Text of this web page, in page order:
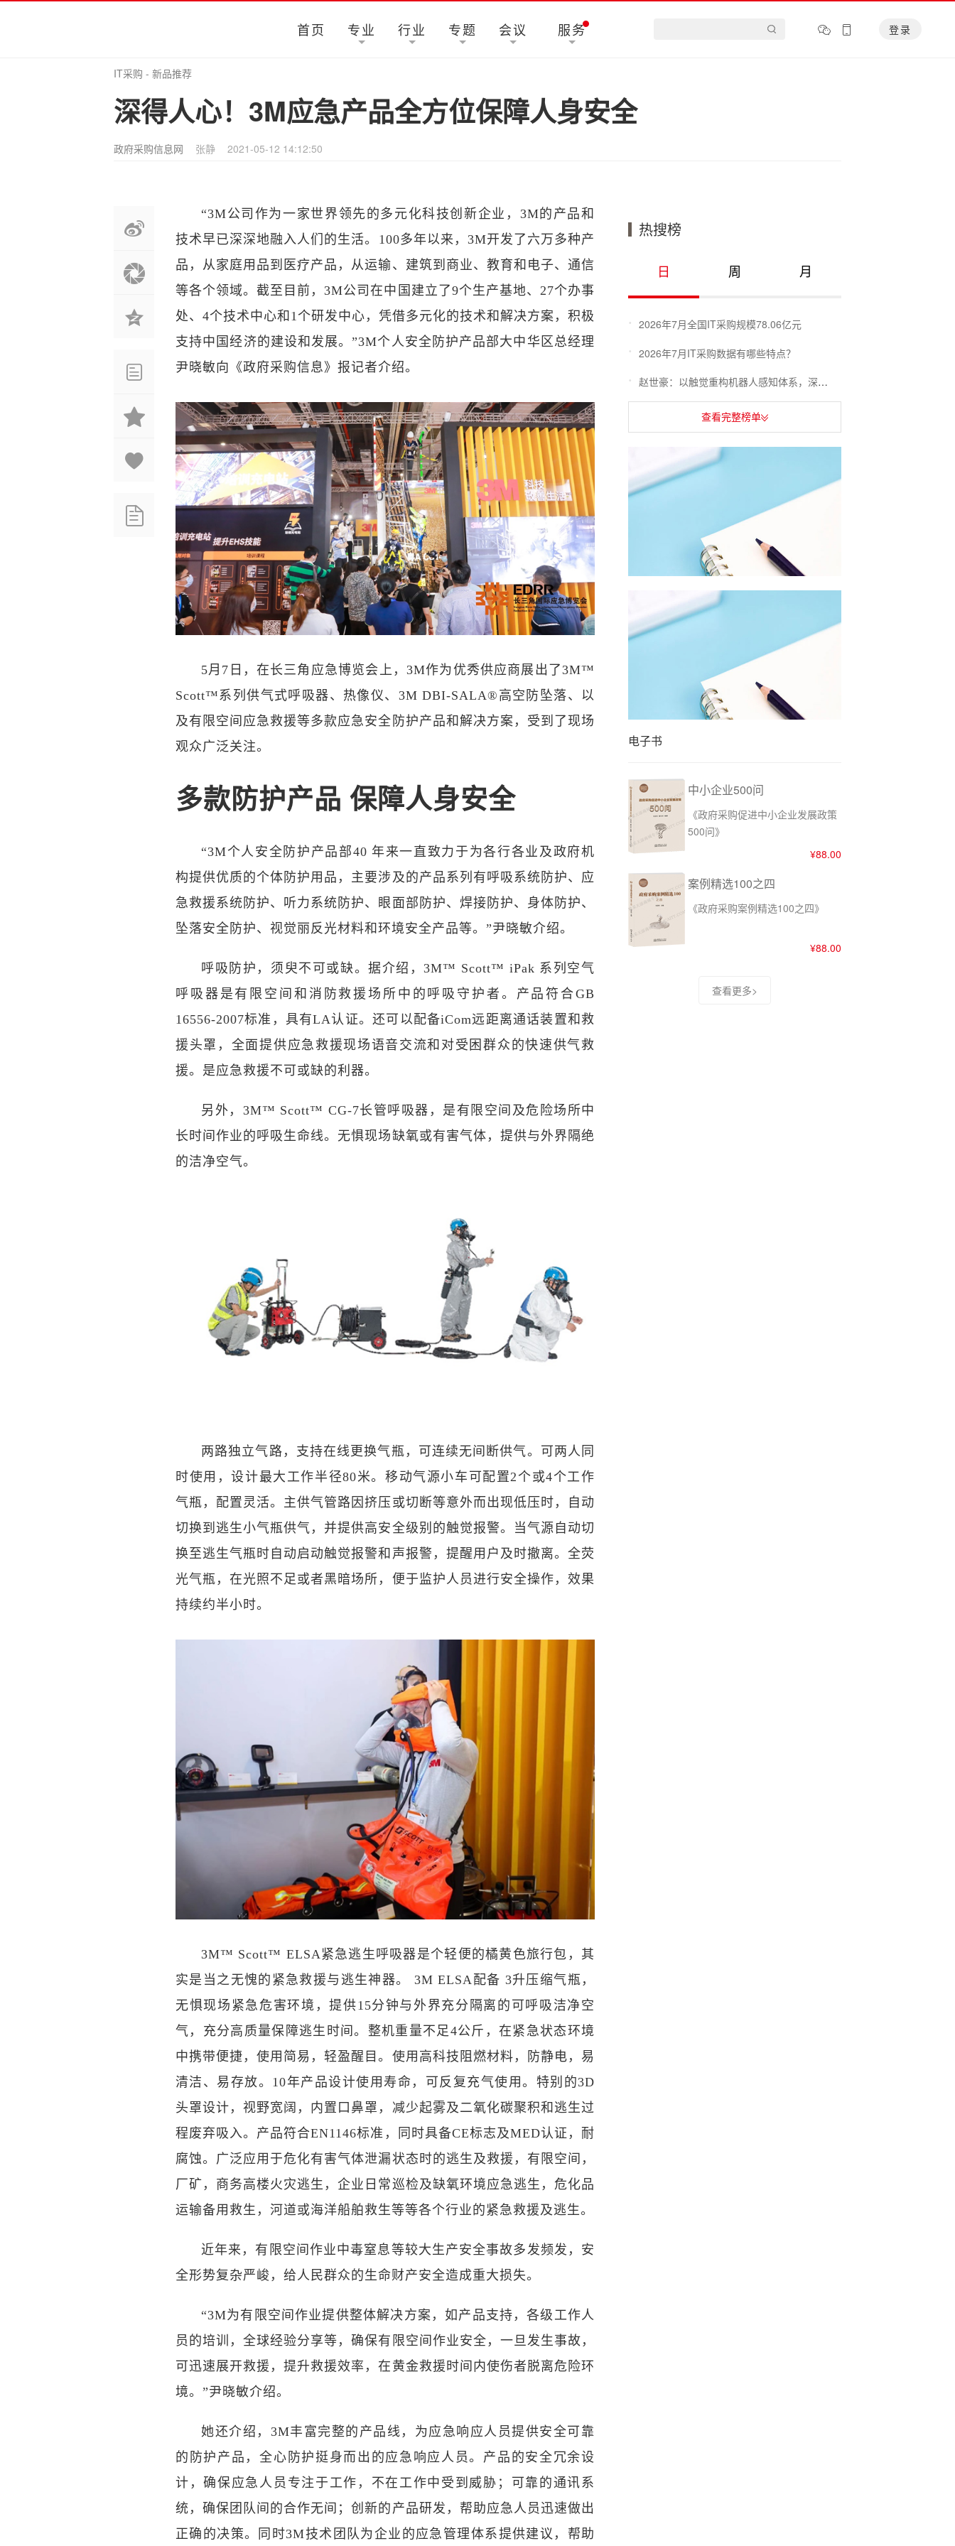
首页 专业 行业 专题 会议 服务 登录
IT采购 - 新品推荐
深得人心！3M应急产品全方位保障人身安全
政府采购信息网 张静 2021-05-12 14:12:50
“3M公司作为一家世界领先的多元化科技创新企业，3M的产品和
技术早已深深地融入人们的生活。100多年以来，3M开发了六万多种产
品，从家庭用品到医疗产品，从运输、建筑到商业、教育和电子、通信
等各个领域。截至目前，3M公司在中国建立了9个生产基地、27个办事
处、4个技术中心和1个研发中心，凭借多元化的技术和解决方案，积极
支持中国经济的建设和发展。”3M个人安全防护产品部大中华区总经理
尹晓敏向《政府采购信息》报记者介绍。
5月7日，在长三角应急博览会上，3M作为优秀供应商展出了3M™
Scott™系列供气式呼吸器、热像仪、3M DBI-SALA®高空防坠落、以
及有限空间应急救援等多款应急安全防护产品和解决方案，受到了现场
观众广泛关注。
多款防护产品 保障人身安全
“3M个人安全防护产品部40 年来一直致力于为各行各业及政府机
构提供优质的个体防护用品，主要涉及的产品系列有呼吸系统防护、应
急救援系统防护、听力系统防护、眼面部防护、焊接防护、身体防护、
坠落安全防护、视觉丽反光材料和环境安全产品等。”尹晓敏介绍。
呼吸防护，须臾不可或缺。据介绍，3M™ Scott™ iPak 系列空气
呼吸器是有限空间和消防救援场所中的呼吸守护者。产品符合GB
16556-2007标准，具有LA认证。还可以配备iCom远距离通话装置和救
援头罩，全面提供应急救援现场语音交流和对受困群众的快速供气救
援。是应急救援不可或缺的利器。
另外，3M™ Scott™ CG-7长管呼吸器，是有限空间及危险场所中
长时间作业的呼吸生命线。无惧现场缺氧或有害气体，提供与外界隔绝
的洁净空气。
两路独立气路，支持在线更换气瓶，可连续无间断供气。可两人同
时使用，设计最大工作半径80米。移动气源小车可配置2个或4个工作
气瓶，配置灵活。主供气管路因挤压或切断等意外而出现低压时，自动
切换到逃生小气瓶供气，并提供高安全级别的触觉报警。当气源自动切
换至逃生气瓶时自动启动触觉报警和声报警，提醒用户及时撤离。全荧
光气瓶，在光照不足或者黑暗场所，便于监护人员进行安全操作，效果
持续约半小时。
3M™ Scott™ ELSA紧急逃生呼吸器是个轻便的橘黄色旅行包，其
实是当之无愧的紧急救援与逃生神器。 3M ELSA配备 3升压缩气瓶，
无惧现场紧急危害环境，提供15分钟与外界充分隔离的可呼吸洁净空
气，充分高质量保障逃生时间。整机重量不足4公斤，在紧急状态环境
中携带便捷，使用简易，轻盈醒目。使用高科技阻燃材料，防静电，易
清洁、易存放。10年产品设计使用寿命，可反复充气使用。特别的3D
头罩设计，视野宽阔，内置口鼻罩，减少起雾及二氧化碳聚积和逃生过
程废弃吸入。产品符合EN1146标准，同时具备CE标志及MED认证，耐
腐蚀。广泛应用于危化有害气体泄漏状态时的逃生及救援，有限空间，
厂矿，商务高楼火灾逃生，企业日常巡检及缺氧环境应急逃生，危化品
运输备用救生，河道或海洋船舶救生等等各个行业的紧急救援及逃生。
近年来，有限空间作业中毒窒息等较大生产安全事故多发频发，安
全形势复杂严峻，给人民群众的生命财产安全造成重大损失。
“3M为有限空间作业提供整体解决方案，如产品支持，各级工作人
员的培训，全球经验分享等，确保有限空间作业安全，一旦发生事故，
可迅速展开救援，提升救援效率，在黄金救援时间内使伤者脱离危险环
境。”尹晓敏介绍。
她还介绍，3M丰富完整的产品线，为应急响应人员提供安全可靠
的防护产品，全心防护挺身而出的应急响应人员。产品的安全冗余设
计，确保应急人员专注于工作，不在工作中受到威胁；可靠的通讯系
统，确保团队间的合作无间；创新的产品研发，帮助应急人员迅速做出
正确的决策。同时3M技术团队为企业的应急管理体系提供建议，帮助
热搜榜
日 周 月
2026年7月全国IT采购规模78.06亿元
2026年7月IT采购数据有哪些特点？
赵世豪：以触觉重构机器人感知体系，深耕多场景落地赋能产业升级
查看完整榜单
5月物业采购数据有哪些特点？
电子书
中小企业500问
《政府采购促进中小企业发展政策
500问》
¥88.00
案例精选100之四
《政府采购案例精选100之四》
¥88.00
查看更多>